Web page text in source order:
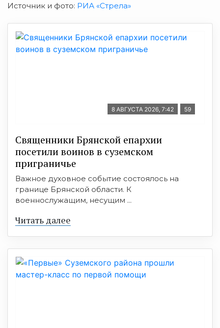
Источник и фото: РИА «Стрела»
8 АВГУСТА 2026, 7:42 59
Священники Брянской епархии
посетили воинов в суземском
приграничье
Важное духовное событие состоялось на
границе Брянской области. К
военнослужащим, несущим ...
Читать далее